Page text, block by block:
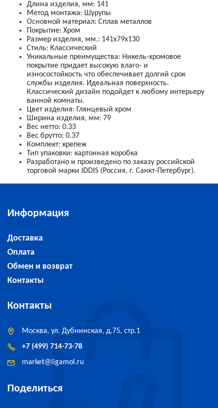
Длина изделия, мм: 141
Метод монтажа: Шурупы
Основной материал: Сплав металлов
Покрытие: Хром
Размер изделия, мм.: 141х79х130
Стиль: Классический
Уникальные преимущества: Никель-хромовое
покрытие придает высокую влаго- и
износостойкость что обеспечивает долгий срок
службы изделия. Идеальная поверхность.
Классический дизайн подойдет к любому интерьеру
ванной комнаты.
Цвет изделия: Глянцевый хром
Ширина изделия, мм: 79
Вес нетто: 0.33
Вес брутто: 0.37
Комплект: крепеж
Тип упаковки: картонная коробка
Разработано и произведено по заказу российской
торговой марки IDDIS (Россия, г. Санкт-Петербург).
Информация
Доставка
Оплата
Обмен и возврат
Контакты
Поделиться
Контакты
Москва, ул. Дубнинская, д.75, стр.1
+7 (499) 714-73-78
market@ ligamol.ru